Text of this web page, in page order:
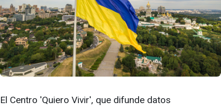
El Centro 'Quiero Vivir', que difunde datos